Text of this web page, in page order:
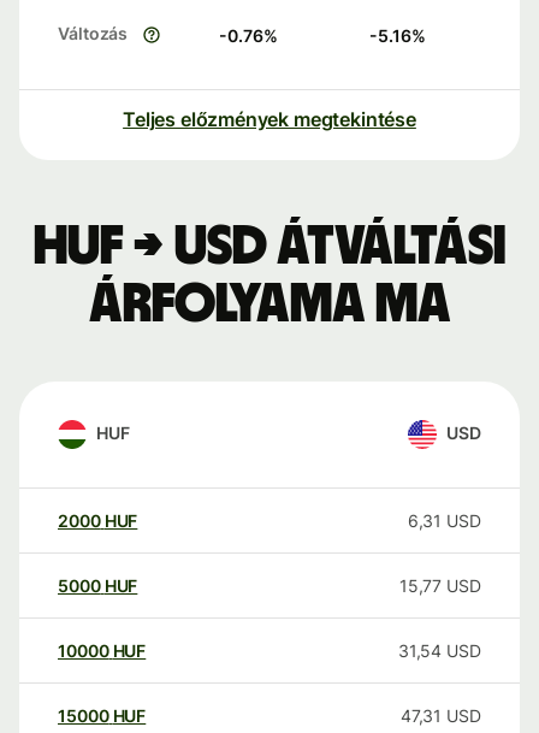
Változás -0.76% -5.16%
Teljes előzmények megtekintése
HUF → USD átváltási
árfolyama ma
HUF USD
2000 HUF 6,31 USD
5000 HUF 15,77 USD
10000 HUF 31,54 USD
15000 HUF 47,31 USD